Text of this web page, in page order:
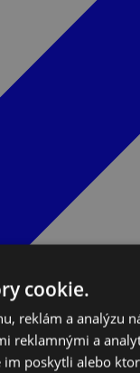
cookie.
reklám a analýzu
reklamnými a
poskytli alebo